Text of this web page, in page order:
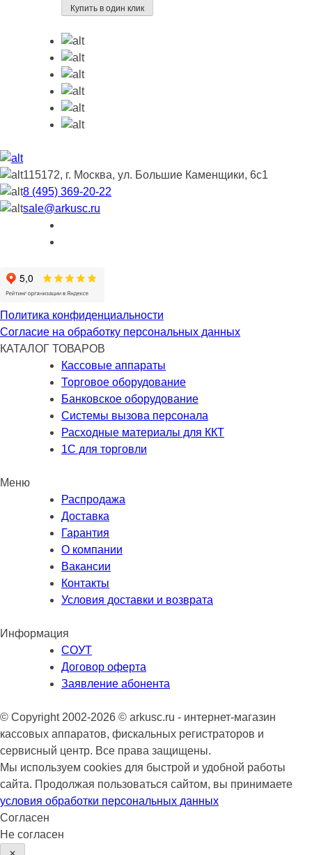
Купить в один клик
115172, г. Москва, ул. Большие Каменщики, 6с1
8 (495) 369-20-22
sale@arkusc.ru
Политика конфиденциальности
Согласие на обработку персональных данных
КАТАЛОГ ТОВАРОВ
Кассовые аппараты
Торговое оборудование
Банковское оборудование
Системы вызова персонала
Расходные материалы для ККТ
1С для торговли
Меню
Распродажа
Доставка
Гарантия
О компании
Вакансии
Контакты
Условия доставки и возврата
Информация
СОУТ
Договор оферта
Заявление абонента
© Copyright 2002-2026 © arkusc.ru - интернет-магазин
кассовых аппаратов, фискальных регистраторов и
сервисный центр. Все права защищены.
Мы используем cookies для быстрой и удобной работы
сайта. Продолжая пользоваться сайтом, вы принимаете
условия обработки персональных данных
Согласен
Не согласен